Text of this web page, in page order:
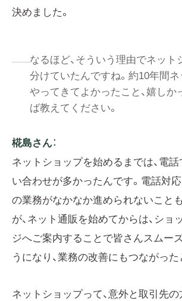
決めました。
なるほど、そういう理由でネット
分けていたんですね。約10年間
やってきてよかったこと、嬉しか
ば教えてください。
椛島さん：
ネットショップを始めるまでは、電
い合わせが多かったんです。電話対
の業務がなかなか進められないこと
が、ネット通販を始めてからは、ショ
ジへご案内することで皆さんスムー
うになり、業務の改善にもつながった
ネットショップって、意外と取引先